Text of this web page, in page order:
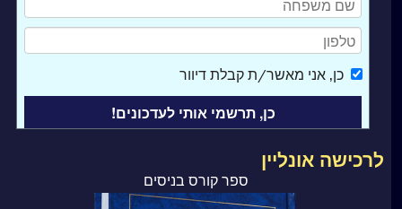
כן, אני מאשר/ת קבלת דיוור
לרכישה אונליין
ספר קורס בניסים